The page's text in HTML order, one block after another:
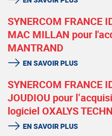
SYNERCOM FRANCE
MAC MILLAN pour
MANTRAND
EN SAVOIR PLUS
SYNERCOM FRANCE
JOUDIOU pour
logiciel OXALYS
EN SAVOIR PLUS